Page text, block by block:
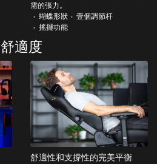
需的張力。
蝴蝶形狀
壹個調節杆
搖擺功能
舒適度
舒適性和支撐性的完美平衡